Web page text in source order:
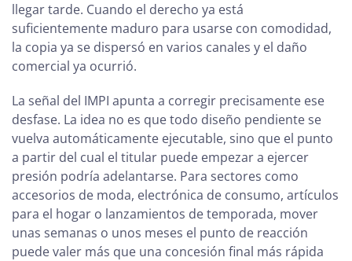
llegar tarde. Cuando el derecho ya está
suficientemente maduro para usarse con comodidad,
la copia ya se dispersó en varios canales y el daño
comercial ya ocurrió.
La señal del IMPI apunta a corregir precisamente ese
desfase. La idea no es que todo diseño pendiente se
vuelva automáticamente ejecutable, sino que el punto
a partir del cual el titular puede empezar a ejercer
presión podría adelantarse. Para sectores como
accesorios de moda, electrónica de consumo, artículos
para el hogar o lanzamientos de temporada, mover
unas semanas o unos meses el punto de reacción
puede valer más que una concesión final más rápida